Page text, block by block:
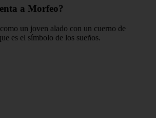
a Morfeo?
un joven alado con un cuerno de
es el símbolo de los sueños.